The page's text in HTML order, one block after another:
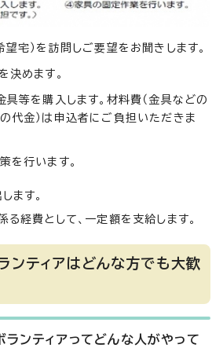
望宅）を訪問しご要望をお聞きします。
決めます。
等を購入します。材料費（金具などの
代金）は申込者にご負担いただきま
を行います。
ます。
経費として、一定額を支給します。
ンティアはどんな方でも大歓
ランティアってどんな人がやって